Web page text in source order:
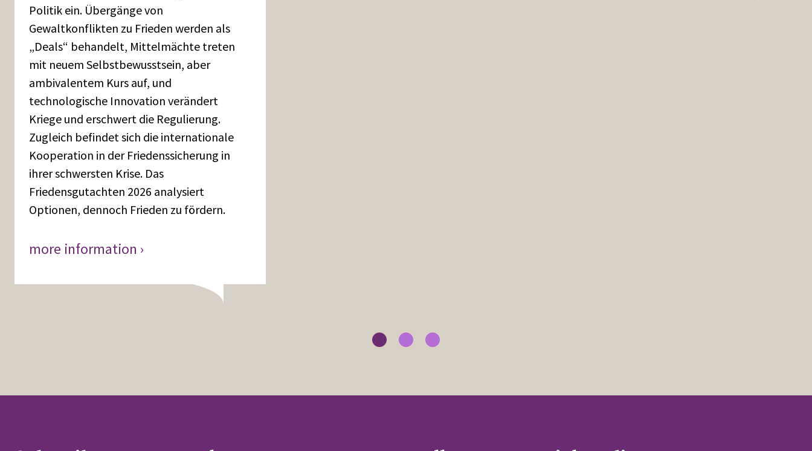
Politik ein. Übergänge von
Gewaltkonflikten zu Frieden werden als
„Deals“ behandelt, Mittelmächte treten
mit neuem Selbstbewusstsein, aber
ambivalentem Kurs auf, und
technologische Innovation verändert
Kriege und erschwert die Regulierung.
Zugleich befindet sich die internationale
Kooperation in der Friedenssicherung in
ihrer schwersten Krise. Das
Friedensgutachten 2026 analysiert
Optionen, dennoch Frieden zu fördern.
more information ›